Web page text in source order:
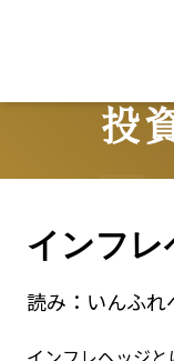
投
インフレ
読み： いんふれ